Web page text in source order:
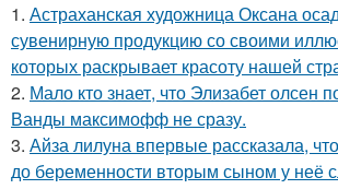
1. Астраханская художница Оксана
сувенирную продукцию со своими
которых раскрывает красоту нашей
2. Мало кто знает, что Элизабет олсен
Ванды максимофф не сразу.
3. Айза лилуна впервые рассказала,
до беременности вторым сыном у неё